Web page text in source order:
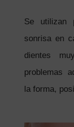
Se utilizan
sonrisa en
dientes
problemas
la forma,